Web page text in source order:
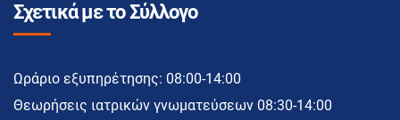
Σχετικά με το Σύλλογο
Ωράριο εξυπηρέτησης: 08:00-14:00
Θεωρήσεις ιατρικών γνωματεύσεων 08:30-14:00